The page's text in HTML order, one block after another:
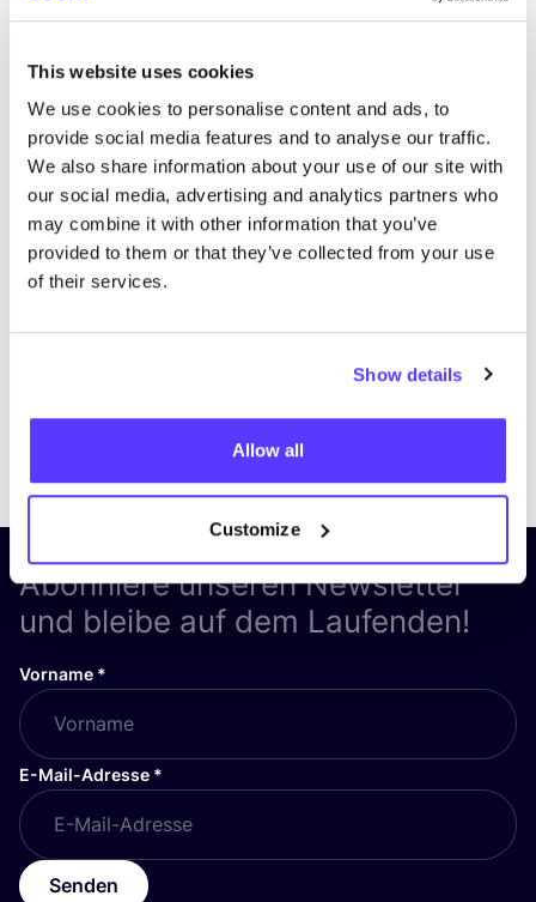
This website uses cookies
We use cookies to personalise content and ads, to
provide social media features and to analyse our traffic.
We also share information about your use of our site with
our social media, advertising and analytics partners who
may combine it with other information that you’ve
provided to them or that they’ve collected from your use
of their services.
Show details
Allow all
Customize
Abonniere unseren Newsletter
und bleibe auf dem Laufenden!
Vorname *
E-Mail-Adresse *
Senden